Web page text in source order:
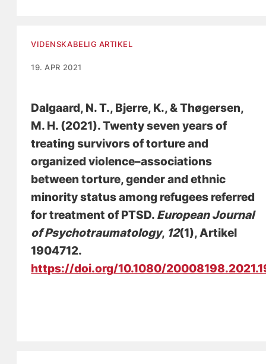
VIDENSKABELIG ARTIKEL
19. APR 2021
Dalgaard, N. T., Bjerre, K., & Thøgersen,
M. H. (2021).Twenty seven years of
treating survivors of torture and
organized violence–associations
between torture, gender and ethnic
minority status among refugees referred
for treatment of PTSD. European Journal
of Psychotraumatology, 12(1), Artikel
1904712.
https://doi.org/10.1080/